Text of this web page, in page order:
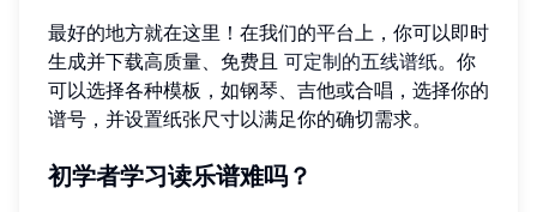
最好的地方就在这里！在我们的平台上，你可以即时
生成并下载高质量、免费且 可定制的五线谱纸。你
可以选择各种模板，如钢琴、吉他或合唱，选择你的
谱号，并设置纸张尺寸以满足你的确切需求。
初学者学习读乐谱难吗？